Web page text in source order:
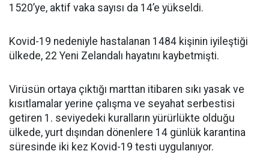
1520’ye, aktif vaka sayısı da 14’e yükseldi.
Kovid-19 nedeniyle hastalanan 1484 kişinin iyileştiği
ülkede, 22 Yeni Zelandalı hayatını kaybetmişti.
Virüsün ortaya çıktığı marttan itibaren sıkı yasak ve
kısıtlamalar yerine çalışma ve seyahat serbestisi
getiren 1. seviyedeki kuralların yürürlükte olduğu
ülkede, yurt dışından dönenlere 14 günlük karantina
süresinde iki kez Kovid-19 testi uygulanıyor.